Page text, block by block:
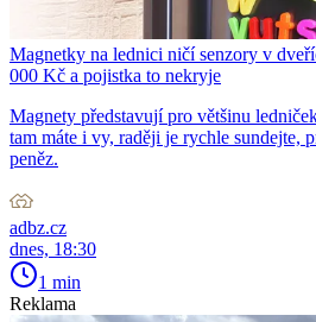
Magnetky na lednici ničí senzory v
000 Kč a pojistka to nekryje
Magnety představují pro většinu
tam máte i vy, raději je rychle sundejte,
peněz.
adbz.cz
dnes, 18:30
1 min
Reklama